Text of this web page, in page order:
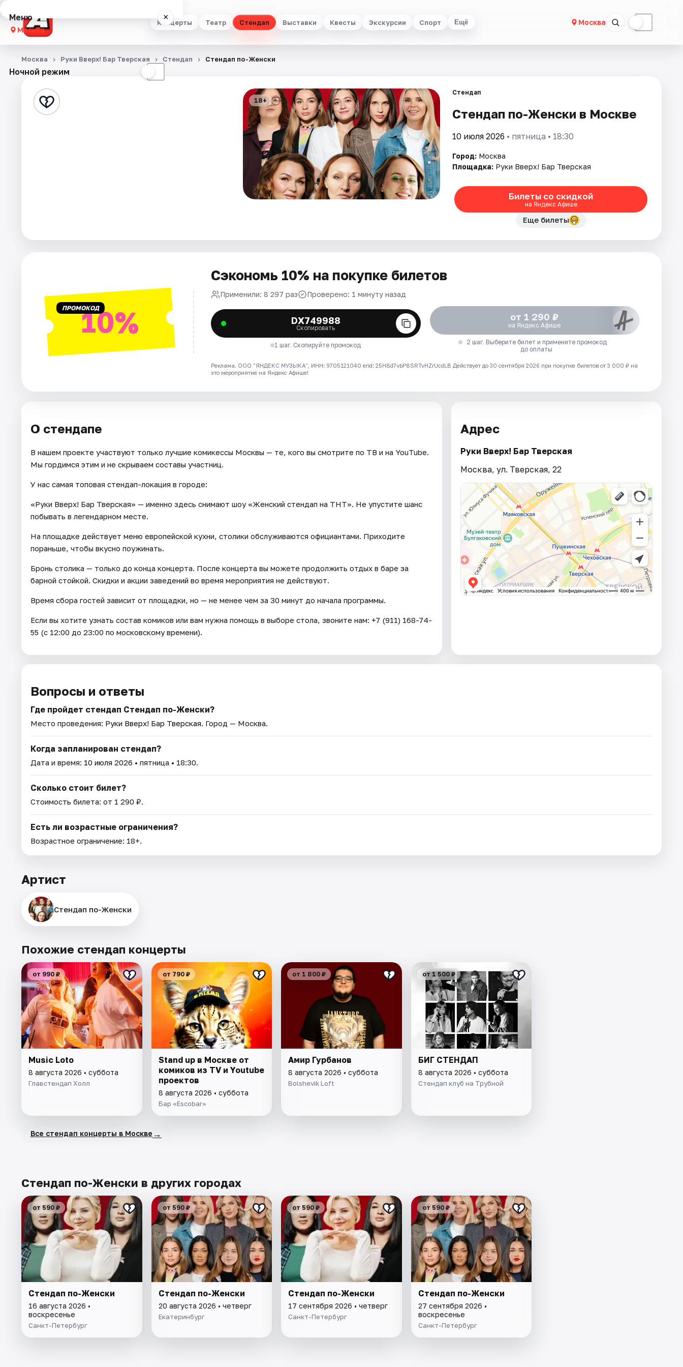
Концерты Театр Стендап Выставки Квесты Экскурсии Спорт Ещё Москва ☾
Меню ×
Москва
Концерты
Стендап
Артисты
Ночной режим ☾
Москва Руки Вверх! Бар Тверская Стендап Стендап по-Женски
18+
Стендап
Стендап по-Женски в Москве
10 июля 2026 • пятница • 18:30
Город: Москва
Площадка: Руки Вверх! Бар Тверская
Билеты со скидкой
на Яндекс Афише
Еще билеты
ПРОМОКОД10%
Сэкономь 10% на покупке билетов
Применили: 8 297 раз Проверено: 1 минуту назад
DX749988
Скопировать
1 шаг. Скопируйте промокод
от 1 290 ₽
на Яндекс Афише
2 шаг. Выберите билет и примените промокод
до оплаты
Реклама. ООО "ЯНДЕКС МУЗЫКА", ИНН: 9705121040 erid: 25H8d7vbP8SRTvHZrUcdLB Действует до 30 сентября 2026 при покупке билетов от 3 000 ₽ на
это мероприятие на Яндекс Афише!
О стендапе
В нашем проекте участвуют только лучшие комикессы Москвы — те, кого вы смотрите по ТВ и на YouTube.
Мы гордимся этим и не скрываем составы участниц.
У нас самая топовая стендап-локация в городе:
«Руки Вверх! Бар Тверская» — именно здесь снимают шоу «Женский стендап на ТНТ». Не упустите шанс
побывать в легендарном месте.
На площадке действует меню европейской кухни, столики обслуживаются официантами. Приходите
пораньше, чтобы вкусно поужинать.
Бронь столика — только до конца концерта. После концерта вы можете продолжить отдых в баре за
барной стойкой. Скидки и акции заведений во время мероприятия не действуют.
Время сбора гостей зависит от площадки, но — не менее чем за 30 минут до начала программы.
Если вы хотите узнать состав комиков или вам нужна помощь в выборе стола, звоните нам: +7 (911) 168-74-
55 (с 12:00 до 23:00 по московскому времени).
Адрес
Руки Вверх! Бар Тверская
Москва, ул. Тверская, 22
Вопросы и ответы
Где пройдет стендап Стендап по-Женски?
Место проведения: Руки Вверх! Бар Тверская. Город — Москва.
Когда запланирован стендап?
Дата и время: 10 июля 2026 • пятница • 18:30.
Сколько стоит билет?
Стоимость билета: от 1 290 ₽.
Есть ли возрастные ограничения?
Возрастное ограничение: 18+.
Артист
Стендап по-Женски
Похожие стендап концерты
от 990 ₽
Music Loto
8 августа 2026 • суббота
Главстендап Холл
от 790 ₽
Stand up в Москве от
комиков из TV и Youtube
проектов
8 августа 2026 • суббота
Бар «Escobar»
от 1 800 ₽
Амир Гурбанов
8 августа 2026 • суббота
Bolshevik Loft
от 1 500 ₽
БИГ СТЕНДАП
8 августа 2026 • суббота
Стендап клуб на Трубной
Все стендап концерты в Москве →
Стендап по-Женски в других городах
от 590 ₽
Стендап по-Женски
16 августа 2026 •
воскресенье
Санкт-Петербург
от 590 ₽
Стендап по-Женски
20 августа 2026 • четверг
Екатеринбург
от 590 ₽
Стендап по-Женски
17 сентября 2026 • четверг
Санкт-Петербург
от 590 ₽
Стендап по-Женски
27 сентября 2026 •
воскресенье
Санкт-Петербург